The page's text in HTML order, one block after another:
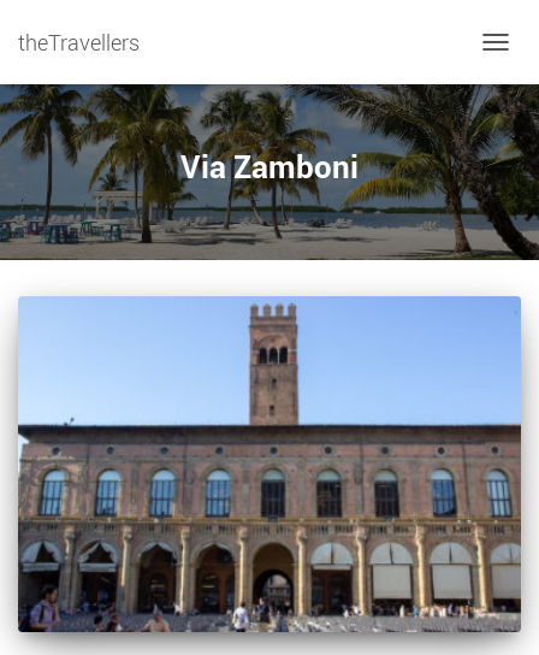
theTravellers
Via Zamboni